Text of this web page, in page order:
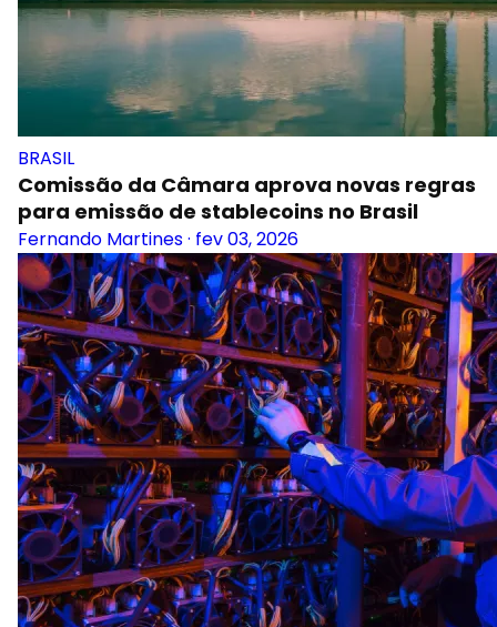
BRASIL
Comissão da Câmara aprova novas regras
para emissão de stablecoins no Brasil
Fernando Martines· fev 03, 2026